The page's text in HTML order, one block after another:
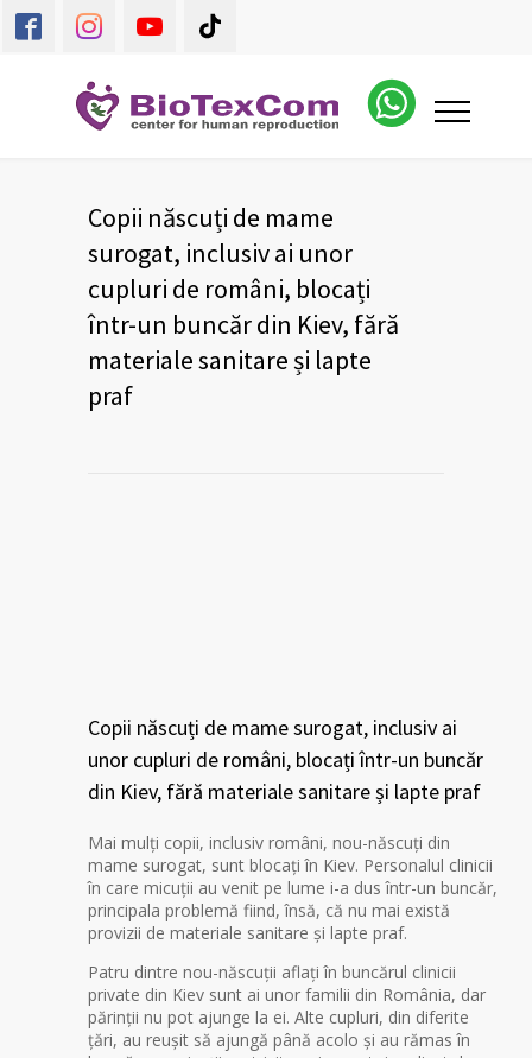
Copii născuți de mame
surogat, inclusiv ai unor
cupluri de români, blocați
într-un buncăr din Kiev, fără
materiale sanitare și lapte
praf
Copii născuți de mame surogat, inclusiv ai
unor cupluri de români, blocați într-un buncăr
din Kiev, fără materiale sanitare și lapte praf
Mai mulți copii, inclusiv români, nou-născuți din
mame surogat, sunt blocați în Kiev. Personalul clinicii
în care micuții au venit pe lume i-a dus într-un buncăr,
principala problemă fiind, însă, că nu mai există
provizii de materiale sanitare și lapte praf.
Patru dintre nou-născuții aflați în buncărul clinicii
private din Kiev sunt ai unor familii din România, dar
părinții nu pot ajunge la ei. Alte cupluri, din diferite
țări, au reușit să ajungă până acolo și au rămas în